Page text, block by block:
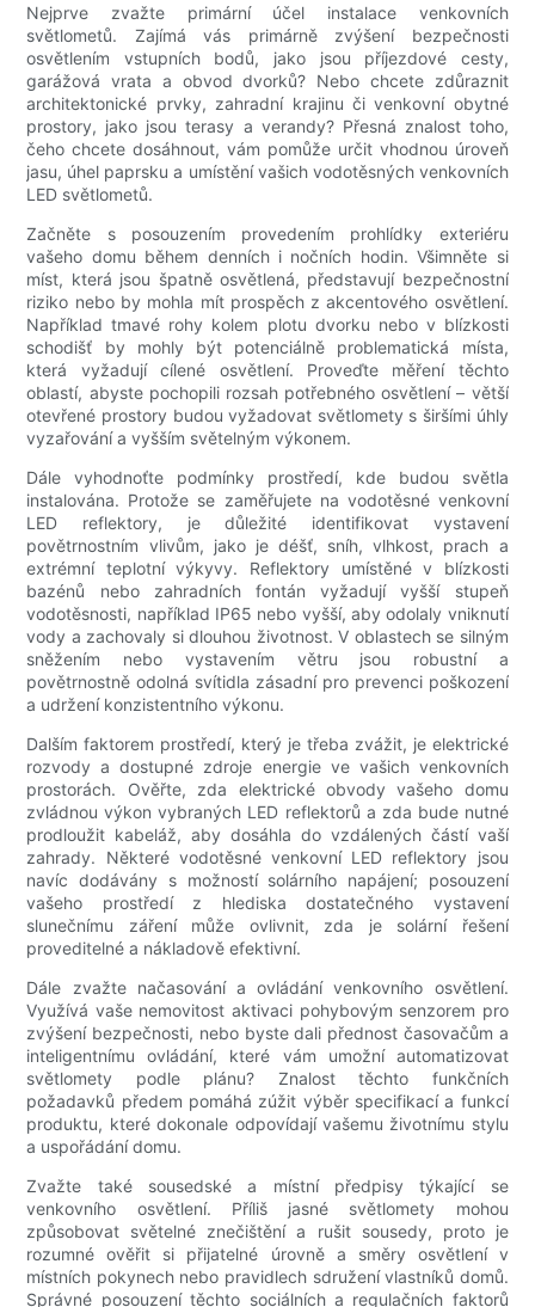
Nejprve zvažte primární účel instalace venkovních
světlometů. Zajímá vás primárně zvýšení bezpečnosti
osvětlením vstupních bodů, jako jsou příjezdové cesty,
garážová vrata a obvod dvorků? Nebo chcete zdůraznit
architektonické prvky, zahradní krajinu či venkovní obytné
prostory, jako jsou terasy a verandy? Přesná znalost toho,
čeho chcete dosáhnout, vám pomůže určit vhodnou úroveň
jasu, úhel paprsku a umístění vašich vodotěsných venkovních
LED světlometů.
Začněte s posouzením provedením prohlídky exteriéru
vašeho domu během denních i nočních hodin. Všimněte si
míst, která jsou špatně osvětlená, představují bezpečnostní
riziko nebo by mohla mít prospěch z akcentového osvětlení.
Například tmavé rohy kolem plotu dvorku nebo v blízkosti
schodišť by mohly být potenciálně problematická místa,
která vyžadují cílené osvětlení. Proveďte měření těchto
oblastí, abyste pochopili rozsah potřebného osvětlení – větší
otevřené prostory budou vyžadovat světlomety s širšími úhly
vyzařování a vyšším světelným výkonem.
Dále vyhodnoťte podmínky prostředí, kde budou světla
instalována. Protože se zaměřujete na vodotěsné venkovní
LED reflektory, je důležité identifikovat vystavení
povětrnostním vlivům, jako je déšť, sníh, vlhkost, prach a
extrémní teplotní výkyvy. Reflektory umístěné v blízkosti
bazénů nebo zahradních fontán vyžadují vyšší stupeň
vodotěsnosti, například IP65 nebo vyšší, aby odolaly vniknutí
vody a zachovaly si dlouhou životnost. V oblastech se silným
sněžením nebo vystavením větru jsou robustní a
povětrnostně odolná svítidla zásadní pro prevenci poškození
a udržení konzistentního výkonu.
Dalším faktorem prostředí, který je třeba zvážit, je elektrické
rozvody a dostupné zdroje energie ve vašich venkovních
prostorách. Ověřte, zda elektrické obvody vašeho domu
zvládnou výkon vybraných LED reflektorů a zda bude nutné
prodloužit kabeláž, aby dosáhla do vzdálených částí vaší
zahrady. Některé vodotěsné venkovní LED reflektory jsou
navíc dodávány s možností solárního napájení; posouzení
vašeho prostředí z hlediska dostatečného vystavení
slunečnímu záření může ovlivnit, zda je solární řešení
proveditelné a nákladově efektivní.
Dále zvažte načasování a ovládání venkovního osvětlení.
Využívá vaše nemovitost aktivaci pohybovým senzorem pro
zvýšení bezpečnosti, nebo byste dali přednost časovačům a
inteligentnímu ovládání, které vám umožní automatizovat
světlomety podle plánu? Znalost těchto funkčních
požadavků předem pomáhá zúžit výběr specifikací a funkcí
produktu, které dokonale odpovídají vašemu životnímu stylu
a uspořádání domu.
Zvažte také sousedské a místní předpisy týkající se
venkovního osvětlení. Příliš jasné světlomety mohou
způsobovat světelné znečištění a rušit sousedy, proto je
rozumné ověřit si přijatelné úrovně a směry osvětlení v
místních pokynech nebo pravidlech sdružení vlastníků domů.
Správné posouzení těchto sociálních a regulačních faktorů